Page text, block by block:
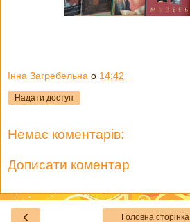
Інна Загребельна о 14:42
Надати доступ
Немає коментарів:
Дописати коментар
‹ Головна сторінка